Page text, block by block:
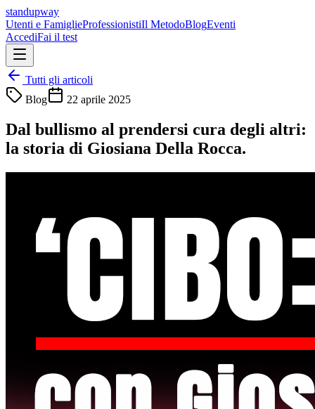
standupway
Utenti e FamiglieProfessionistiIl MetodoBlogEventi
AccediFai il test
Tutti gli articoli
Blog
22 aprile 2025
Dal bullismo al prendersi cura degli altri:
la storia di Giosiana Della Rocca.